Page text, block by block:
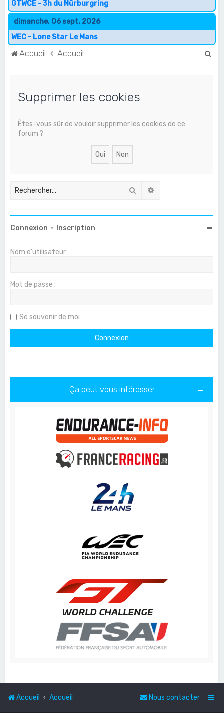
GTWCE - 3h du Nürburgring
dimanche, 06 sept. 2026
WEC - Lone Star Le Mans
Accueil Accueil
Supprimer les cookies
Êtes-vous sûr de vouloir supprimer les cookies de ce
forum ?
Rechercher
Connexion • Inscription
Nom d’utilisateur :
Mot de passe :
Se souvenir de moi
Ça peut vous intéresser
Accueil Accueil Nous contacter